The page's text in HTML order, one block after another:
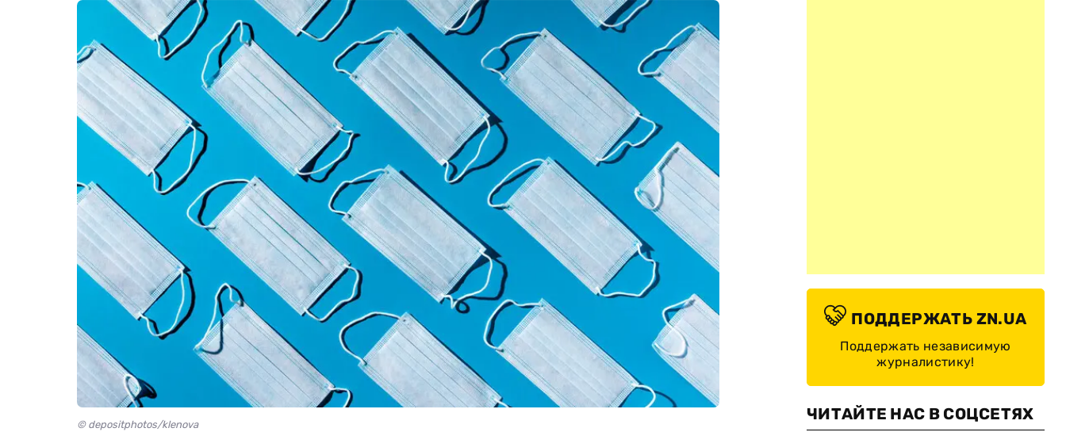
© depositphotos/klenova
ПОДДЕРЖАТЬ ZN.UA
Поддержать независимую
журналистику!
ЧИТАЙТЕ НАС В СОЦСЕТЯХ